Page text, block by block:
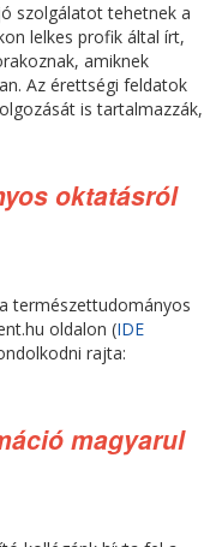
szolgálatot tehetnek a
lelkes profik által írt,
amiknek
Az érettségi feldatok
is tartalmazzák,
oktatásról
természettudományos
oldalon (IDE
rajta:
magyarul